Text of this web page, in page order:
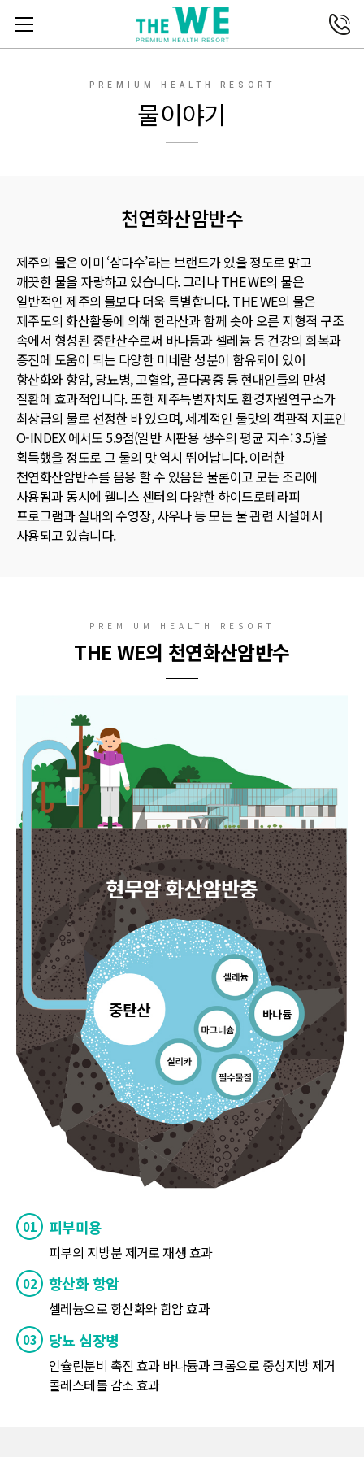
메뉴열기
PREMIUM HEALTH RESORT
물이야기
천연화산암반수
제주의 물은 이미 ‘삼다수’라는 브랜드가 있을 정도로 맑고
깨끗한 물을 자랑하고 있습니다.그러나 THE WE의 물은
일반적인 제주의 물보다 더욱 특별합니다. THE WE의 물은
제주도의 화산활동에 의해 한라산과 함께 솟아 오른 지형적 구조
속에서 형성된 중탄산수로써 바나듐과 셀레늄 등 건강의 회복과
증진에 도움이 되는 다양한 미네랄 성분이 함유되어 있어
항산화와 항암, 당뇨병, 고혈압, 골다공증 등 현대인들의 만성
질환에 효과적입니다.또한 제주특별자치도 환경자원연구소가
최상급의 물로 선정한 바 있으며, 세계적인 물맛의 객관적 지표인
O-INDEX 에서도 5.9점(일반 시판용 생수의 평균 지수: 3.5)을
획득했을 정도로 그 물의 맛 역시 뛰어납니다.이러한
천연화산암반수를 음용 할 수 있음은 물론이고 모든 조리에
사용됨과 동시에 웰니스 센터의 다양한 하이드로테라피
프로그램과 실내외 수영장, 사우나 등 모든 물 관련 시설에서
사용되고 있습니다.
PREMIUM HEALTH RESORT
THE WE의 천연화산암반수
피부미용
피부의 지방분 제거로 재생 효과
항산화 항암
셀레늄으로 항산화와 함암 효과
당뇨 심장병
인슐린분비 촉진 효과 바나듐과 크롬으로 중성지방 제거
콜레스테롤 감소 효과